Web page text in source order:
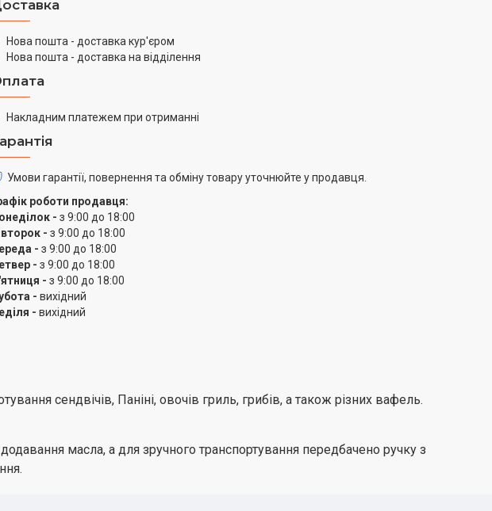
Нова пошта - доставка кур'єром
Нова пошта - доставка на відділення
Накладним платежем при отриманні
Умови гарантії, повернення та обміну товару уточнюйте у продавця.
роботи продавця:
- з 9:00 до 18:00
- з 9:00 до 18:00
- з 9:00 до 18:00
- з 9:00 до 18:00
- з 9:00 до 18:00
- вихідний
- вихідний
сендвічів, Паніні, овочів гриль, грибів, а також різних вафель.
масла, а для зручного транспортування передбачено ручку з